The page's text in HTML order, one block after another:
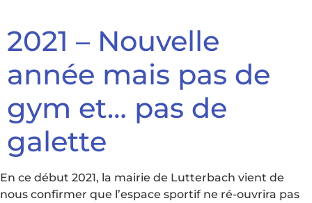
2021 – Nouvelle
année mais pas de
gym et… pas de
galette
En ce début 2021, la mairie de Lutterbach vient de
nous confirmer que l’espace sportif ne ré-ouvrira pas